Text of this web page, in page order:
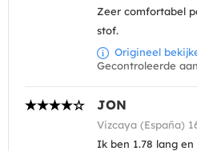
Zeer comfortabel
stof.
Origineel
Gecontroleerde
JON
Vizcaya (España)
Ik ben 1.78 lang